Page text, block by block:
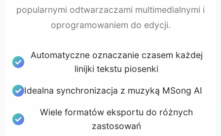
popularnymi odtwarzaczami multimedialnymi i
oprogramowaniem do edycji.
Automatyczne oznaczanie czasem każdej
linijki tekstu piosenki
Idealna synchronizacja z muzyką MSong AI
Wiele formatów eksportu do różnych
zastosowań